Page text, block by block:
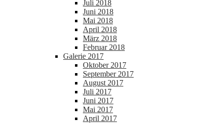
Juli 2018
Juni 2018
Mai 2018
April 2018
März 2018
Februar 2018
Galerie 2017
Oktober 2017
September 2017
August 2017
Juli 2017
Juni 2017
Mai 2017
April 2017